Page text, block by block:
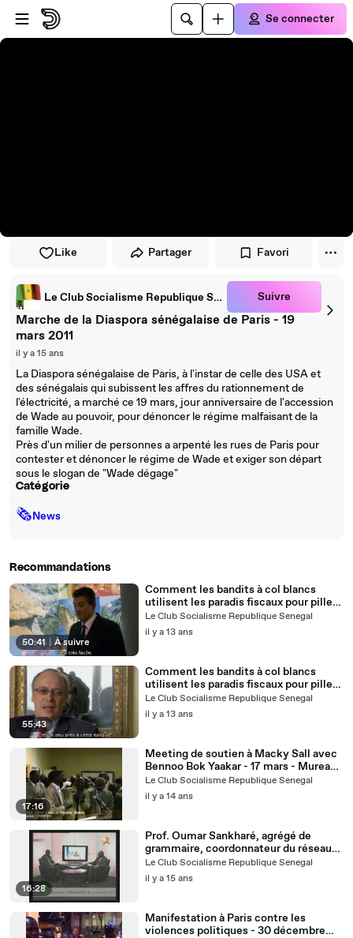
Passer au player
Passer au contenu principal
Se connecter
Like Partager Favori
Le Club Socialisme Republique Senegal Suivre
Marche de la Diaspora sénégalaise de Paris - 19
mars 2011
il y a 15 ans
La Diaspora sénégalaise de Paris, à l'instar de celle des USA et
des sénégalais qui subissent les affres du rationnement de
l'électricité, a marché ce 19 mars, jour anniversaire de l'accession
de Wade au pouvoir, pour dénoncer le régime malfaisant de la
famille Wade.
Près d'un milier de personnes a arpenté les rues de Paris pour
contester et dénoncer le régime de Wade et exiger son départ
sous le slogan de "Wade dégage"
Catégorie
🗞News
Recommandations
50:41 | À suivre
Comment les bandits à col blancs
utilisent les paradis fiscaux pour piller
les pays pauvres - 2/2
Le Club Socialisme Republique Senegal
il y a 13 ans
55:43
Comment les bandits à col blancs
utilisent les paradis fiscaux pour piller
les pays pauvres
Le Club Socialisme Republique Senegal
il y a 13 ans
17:16
Meeting de soutien à Macky Sall avec
Bennoo Bok Yaakar - 17 mars - Mureaux
- avec Aïssata Tall Sall
Le Club Socialisme Republique Senegal
il y a 14 ans
16:28
Prof. Oumar Sankharé, agrégé de
grammaire, coordonnateur du réseau
des universitaires du PS, sur 2STV
Le Club Socialisme Republique Senegal
il y a 15 ans
Manifestation à Paris contre les
violences politiques - 30 décembre